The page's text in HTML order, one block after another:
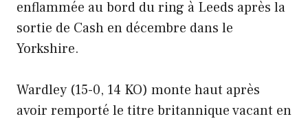
enflammée au bord du ring à Leeds après la
sortie de Cash en décembre dans le
Yorkshire.
Wardley (15-0, 14 KO) monte haut après
avoir remporté le titre britannique vacant en